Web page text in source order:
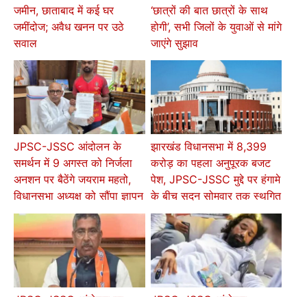
जमीन, छाताबाद में कई घर
जमींदोज; अवैध खनन पर उठे
सवाल
‘छात्रों की बात छात्रों के साथ
होगी’, सभी जिलों के युवाओं से मांगे
जाएंगे सुझाव
JPSC-JSSC आंदोलन के
समर्थन में 9 अगस्त को निर्जला
अनशन पर बैठेंगे जयराम महतो,
विधानसभा अध्यक्ष को सौंपा ज्ञापन
झारखंड विधानसभा में 8,399
करोड़ का पहला अनुपूरक बजट
पेश, JPSC-JSSC मुद्दे पर हंगामे
के बीच सदन सोमवार तक स्थगित